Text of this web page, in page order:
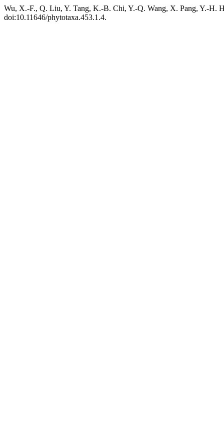
Wu, X.-F., Q. Liu, Y. Tang, K.-B. Chi, Y.-Q. Wang, X. Pang, Y.-H.
doi:10.11646/phytotaxa.453.1.4.